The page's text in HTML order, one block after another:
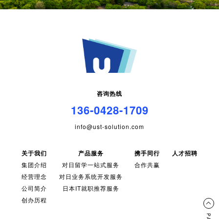
咨询热线
136-0428-1709
info@ust-solution.com
关于我们
集团介绍
经营理念
公司简介
创办历程
产品服务
对日留学一站式服务
对日业务系统开发服务
日本IT就职推荐服务
携手同行
合作共赢
人才招聘